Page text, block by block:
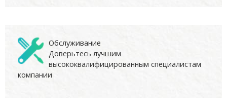
Обслуживание
Доверьтесь лучшим
высококвалифицированным специалистам
компании